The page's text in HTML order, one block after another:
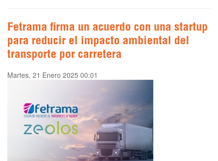
Fetrama firma un acuerdo con una startup
para reducir el impacto ambiental del
transporte por carretera
Martes, 21 Enero 2025 00:01